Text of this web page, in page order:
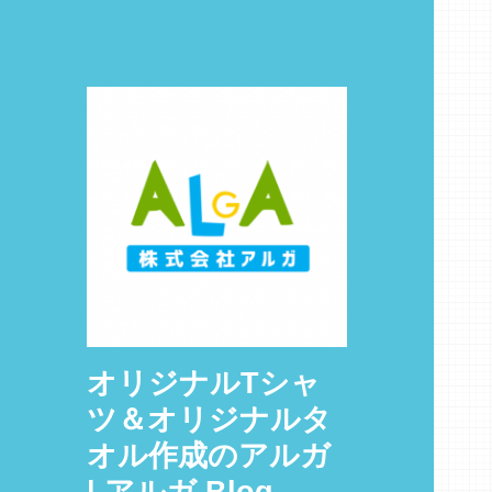
オリジナルTシャ
ツ＆オリジナルタ
オル作成のアルガ